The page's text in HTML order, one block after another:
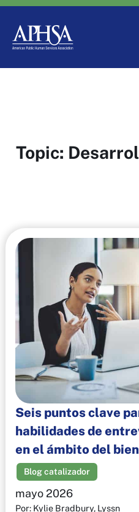
Saltar
contenido
Topic:
Seis puntos clave
habilidades de
en el ámbito del
Blog catalizador
mayo 2026
Por: Kylie Bradbury, Lyssn